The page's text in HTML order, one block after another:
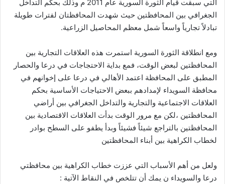
التي سبقت قيام الثورة السورية عام 2011 م وذلك بحكم التداخل
الجغرافي بين المحافظتين حيث شهدت المحافظتان لفترات طويلة
تبادلاً تجارياً واسعاً شمل معظم المحاصيل الزراعية.
ومع انطلاقة الثورة السورية استمرت هذه العلاقات التجارية بين
المحافظتين لبعض الوقت، فمع بداية الاحتجاجات في درعا والحصار
المطبق على المحافظة اعتمد الأهالي في درعا على إخوانهم في
محافظة السويداء لإمدادهم ببعض الاحتياجات الأساسية بحكم
العلاقات الاجتماعية والتجارية والتداخل الجغرافي بين أراضي
المحافظتين ،لكن مع مرور الوقت بدأت العلاقات الاقتصادية بين
المحافظتين بالتراجع شيئاً فشيئاً وبدأ يطفو على السطح بوادر
لخطاب الكراهية بين أبناء المحافظتين
ولعل من أهم الأسباب التي عززت خطاب الكراهية بين محافظتي
درعا والسويداء ن يمك أن تتلخص في النقاط الآتية :